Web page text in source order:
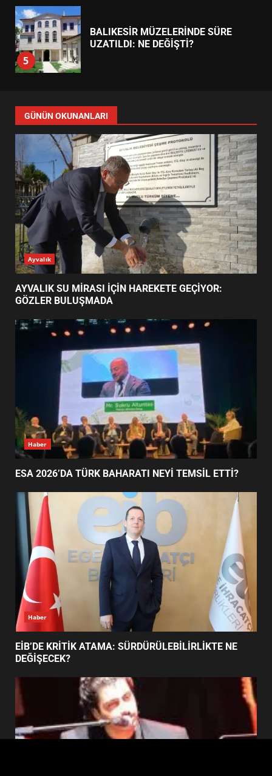
5
BALIKESİR MÜZELERİNDE SÜRE
UZATILDI: NE DEĞİŞTİ?
6
TURNUVASI KAYITLARI NEYİ
DEĞİŞTİRİYOR?
7
BURHANİYE BELEDİYESPOR’DA
YENİ YÖNETİM NASIL
ŞEKİLLENDİ?
1
AYVALIK SU MİRASI İÇİN
HAREKETE GEÇİYOR: GÖZLER
BULUŞMADA
ESA 2026’DA TÜRK BAHARATI
NEYİ TEMSİL ETTİ?
3
EİB’DE KRİTİK ATAMA:
SÜRDÜRÜLEBİLİRLİKTE NE
DEĞİŞECEK?
4
FİNALİNDE NE BAŞARDI?
5
BALIKESİR MÜZELERİNDE SÜRE
UZATILDI: NE DEĞİŞTİ?
BURHANİYE SATRANÇ
TURNUVASI KAYITLARI NEYİ
7
BURHANİYE BELEDİYESPOR’DA
YENİ YÖNETİM NASIL
ŞEKİLLENDİ?
GÜNÜN OKUNANLARI
Ayvalık
AYVALIK SU MİRASI İÇİN HAREKETE GEÇİYOR:
GÖZLER BULUŞMADA
Haber
ESA 2026’DA TÜRK BAHARATI NEYİ TEMSİL ETTİ?
Haber
EİB’DE KRİTİK ATAMA: SÜRDÜRÜLEBİLİRLİKTE NE
DEĞİŞECEK?